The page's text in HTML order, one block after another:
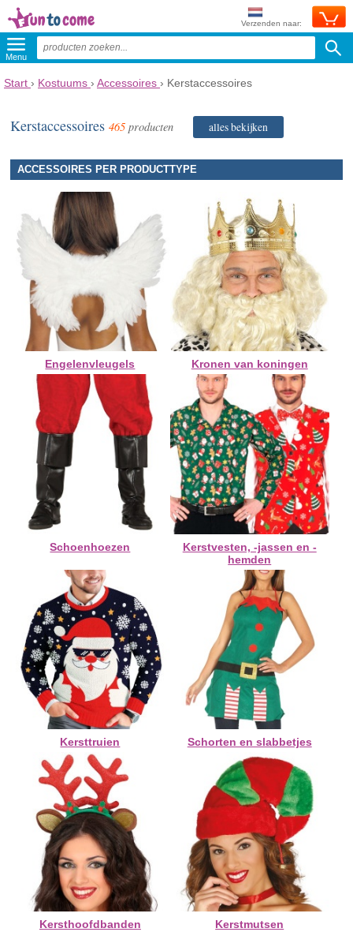
Verzenden naar:
Menu
Start › Kostuums › Accessoires › Kerstaccessoires
Kerstaccessoires465 producten alles bekijken
ACCESSOIRES PER PRODUCTTYPE
Engelenvleugels Kronen van koningen
Schoenhoezen
Kerstvesten, -jassen en -
hemden
Kersttruien Schorten en slabbetjes
Kersthoofdbanden Kerstmutsen